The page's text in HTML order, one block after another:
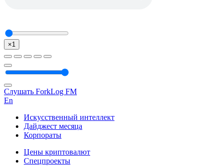
×1
Слушать ForkLog FM
En
Искусственный интеллект
Дайджест месяца
Корпораты
Цены криптовалют
Спецпроекты